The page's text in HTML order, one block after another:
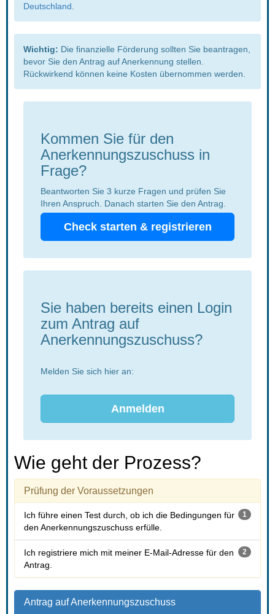
Deutschland.
Wichtig: Die finanzielle Förderung sollten Sie beantragen,
bevor Sie den Antrag auf Anerkennung stellen.
Rückwirkend können keine Kosten übernommen werden.
Kommen Sie für den
Anerkennungszuschuss in
Frage?
Beantworten Sie 3 kurze Fragen und prüfen Sie
Ihren Anspruch. Danach starten Sie den Antrag.
Check starten & registrieren
Sie haben bereits einen Login
zum Antrag auf
Anerkennungszuschuss?
Melden Sie sich hier an:
Anmelden
Wie geht der Prozess?
Prüfung der Voraussetzungen
1
Ich führe einen Test durch, ob ich die Bedingungen für
den Anerkennungszuschuss erfülle.
2
Ich registriere mich mit meiner E-Mail-Adresse für den
Antrag.
Antrag auf Anerkennungszuschu